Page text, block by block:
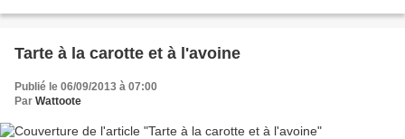
Tarte à la carotte et à l'avoine
Publié le 06/09/2013 à 07:00
Par Wattoote